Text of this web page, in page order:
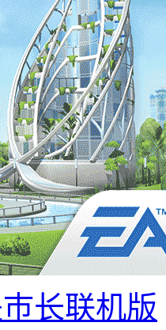
长联机版